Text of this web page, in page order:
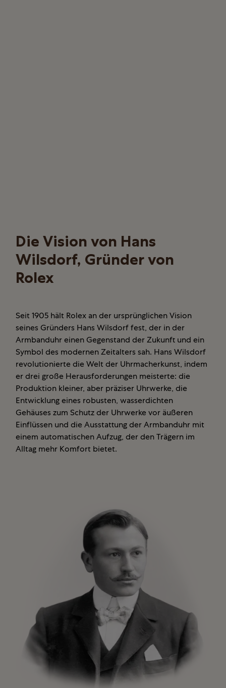
Die Vision von Hans
Wilsdorf, Gründer von
Rolex
Seit 1905 hält Rolex an der ursprünglichen Vision
seines Gründers Hans Wilsdorf fest, der in der
Armbanduhr einen Gegenstand der Zukunft und ein
Symbol des modernen Zeitalters sah. Hans Wilsdorf
revolutionierte die Welt der Uhrmacherkunst, indem
er drei große Herausforderungen meisterte: die
Produktion kleiner, aber präziser Uhrwerke, die
Entwicklung eines robusten, wasserdichten
Gehäuses zum Schutz der Uhrwerke vor äußeren
Einflüssen und die Ausstattung der Armbanduhr mit
einem automatischen Aufzug, der den Trägern im
Alltag mehr Komfort bietet.